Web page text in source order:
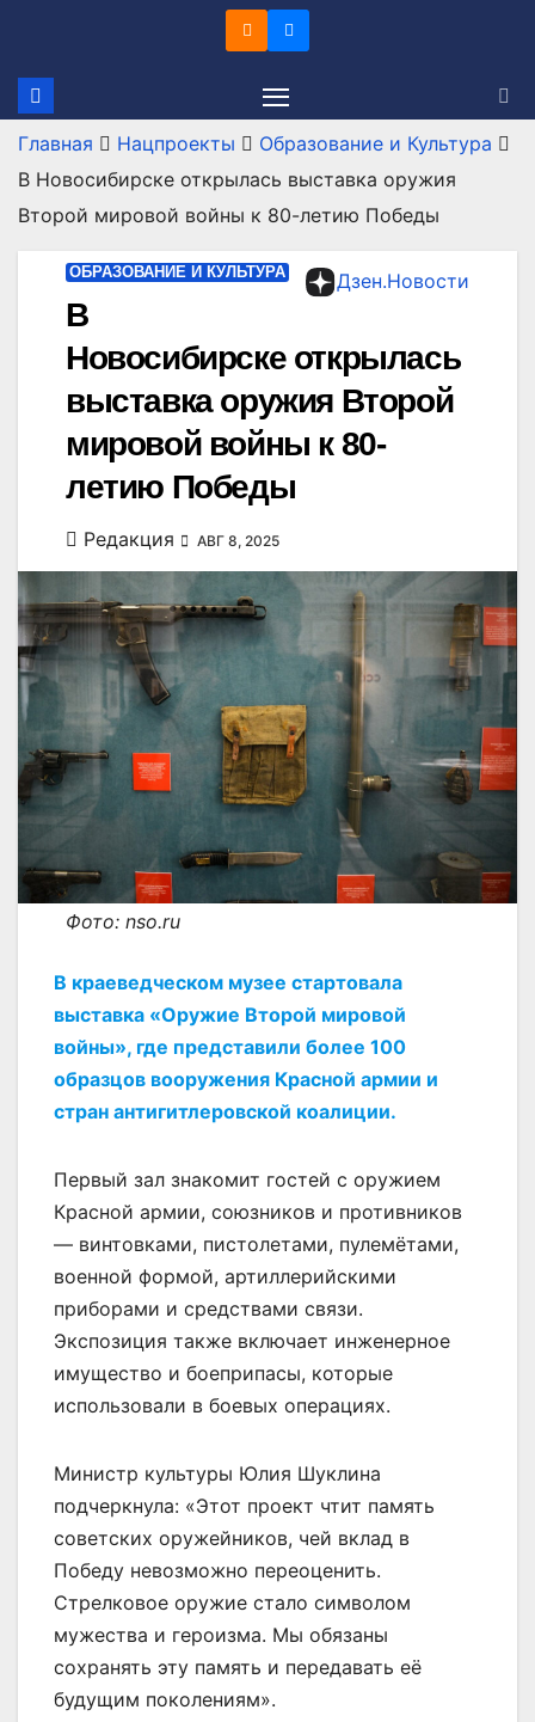
содержимому
Главная Нацпроекты
Образование и Культура
В Новосибирске открылась выставка оружия
Второй мировой войны к 80-летию Победы
Дзен.Новости
ОБРАЗОВАНИЕ И КУЛЬТУРА
В
Новосибирске открылась
выставка оружия Второй
мировой войны к 80-
летию Победы
Редакция АВГ 8, 2025
Фото: nso.ru
В краеведческом музее стартовала
выставка «Оружие Второй мировой
войны», где представили более 100
образцов вооружения Красной армии и
стран антигитлеровской коалиции.
Первый зал знакомит гостей с оружием
Красной армии, союзников и противников
— винтовками, пистолетами, пулемётами,
военной формой, артиллерийскими
приборами и средствами связи.
Экспозиция также включает инженерное
имущество и боеприпасы, которые
использовали в боевых операциях.
Министр культуры Юлия Шуклина
подчеркнула: «Этот проект чтит память
советских оружейников, чей вклад в
Победу невозможно переоценить.
Стрелковое оружие стало символом
мужества и героизма. Мы обязаны
сохранять эту память и передавать её
будущим поколениям».